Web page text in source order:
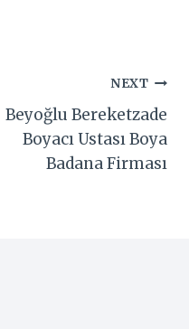
NEXT
Beyoğlu Bereketzade
Boyacı Ustası Boya
Badana Firması